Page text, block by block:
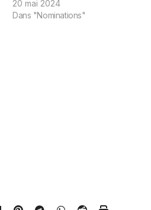
20 mai 2024
Dans "Nominations"